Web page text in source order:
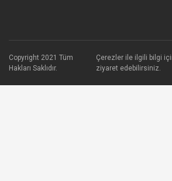
Copyright 2021 Tüm
Hakları Saklıdır.
Çerezler ile ilgili bilgi
ziyaret edebilirsiniz.